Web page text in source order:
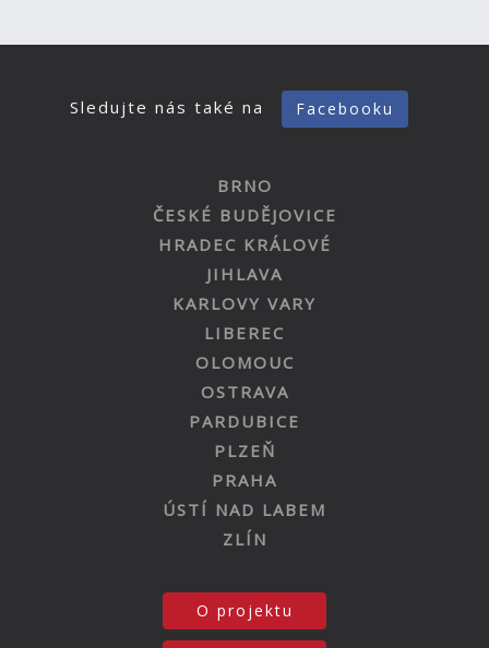
Sledujte nás také na Facebooku
BRNO
ČESKÉ BUDĚJOVICE
HRADEC KRÁLOVÉ
JIHLAVA
KARLOVY VARY
LIBEREC
OLOMOUC
OSTRAVA
PARDUBICE
PLZEŇ
PRAHA
ÚSTÍ NAD LABEM
ZLÍN
O projektu